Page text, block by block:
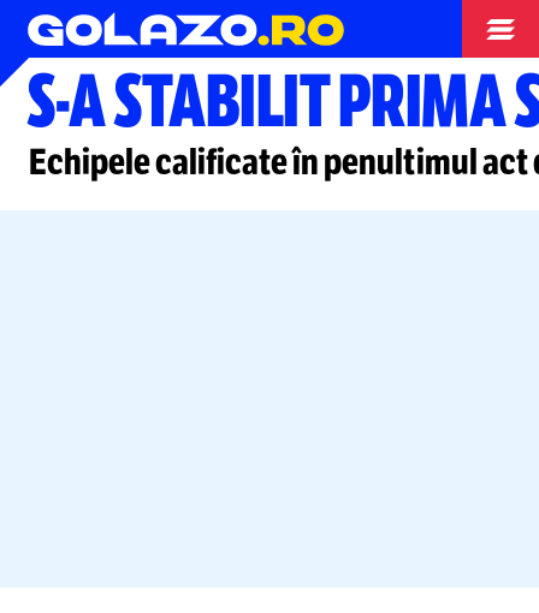
Campionate
S-ASTABILIT PRIMA
Echipele calificate în penultimul act